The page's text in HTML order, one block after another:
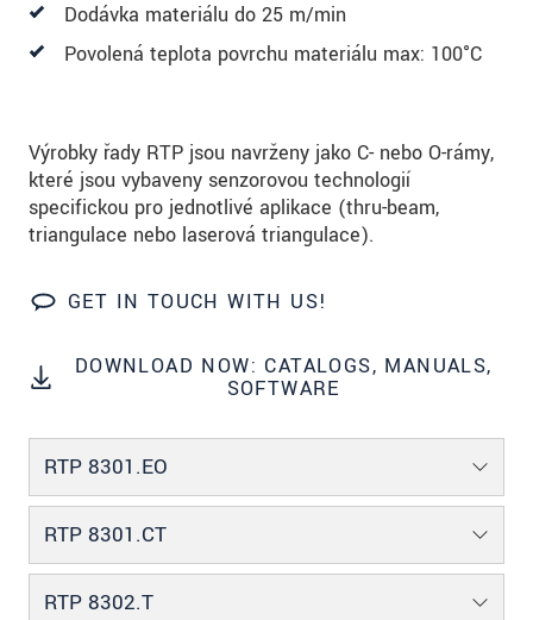
Dodávka materiálu do 25 m/min
Povolená teplota povrchu materiálu max: 100°C
Výrobky řady RTP jsou navrženy jako C- nebo O-rámy,
které jsou vybaveny senzorovou technologií
specifickou pro jednotlivé aplikace (thru-beam,
triangulace nebo laserová triangulace).
GET IN TOUCH WITH US!
DOWNLOAD NOW: CATALOGS, MANUALS,
SOFTWARE
RTP 8301.EO
RTP 8301.CT
RTP 8302.T